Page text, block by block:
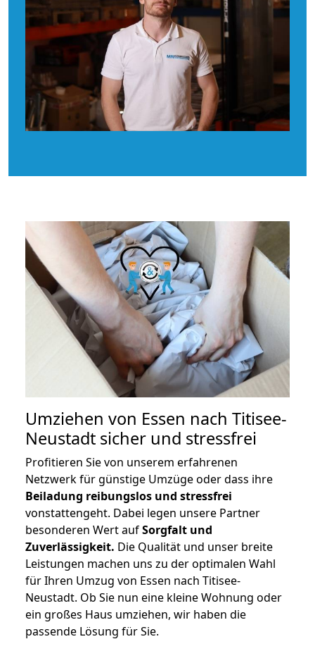
Umziehen von Essen nach Titisee-
Neustadt sicher und stressfrei
Profitieren Sie von unserem erfahrenen
Netzwerk für günstige Umzüge oder dass ihre
Beiladung reibungslos und stressfrei
vonstattengeht. Dabei legen unsere Partner
besonderen Wert aufSorgfalt und
Zuverlässigkeit. Die Qualität und unser breite
Leistungen machen uns zu der optimalen Wahl
für Ihren Umzug von Essen nach Titisee-
Neustadt. Ob Sie nun eine kleine Wohnung oder
ein großes Haus umziehen, wir haben die
passende Lösung für Sie.